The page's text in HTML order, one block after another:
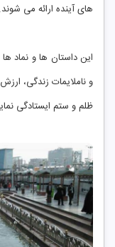
های آینده ارائه می‌ شوند.
این داستان‌ ها و نماد
و ناملایمات زندگی،
ظلم و ستم ایستادگی